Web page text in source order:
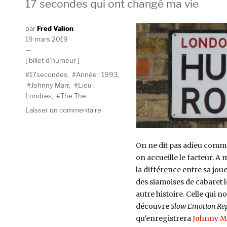
17 secondes qui ont changé ma vie
On ne dit pas adieu
on accueille le facteur. A
la différence entre sa
des siamoises de cabaret
autre histoire. Celle qui
découvreSlow Emotion
qu’enregistreraJohnny
AuteurFred Valion
Publié
le
19 mars 2019
Catégories
billet d’humeur
Étiquettes
17secondes Année : 1993
Johnny Marr,
Lieu :
Londres
The The
Laisser un commentaire